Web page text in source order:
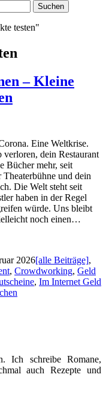
Suchen
testen"
– Kleine
Eine Weltkrise.
dein Restaurant
Bücher mehr, seit
und dein
Die Welt steht seit
haben in der Regel
würde. Uns bleibt
noch einen…
2026[alle Beiträge],
, Crowdworking, Geld
, Im Internet Geld
Ich schreibe Romane,
auch Rezepte und